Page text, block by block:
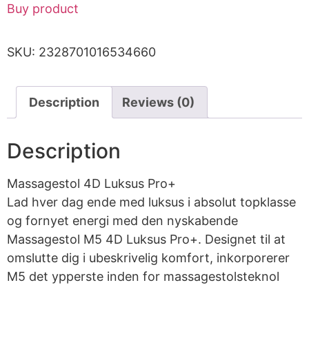
Buy product
SKU: 2328701016534660
Description Reviews (0)
Description
Massagestol 4D Luksus Pro+
Lad hver dag ende med luksus i absolut topklasse
og fornyet energi med den nyskabende
Massagestol M5 4D Luksus Pro+. Designet til at
omslutte dig i ubeskrivelig komfort, inkorporerer
M5 det ypperste inden for massagestolsteknol